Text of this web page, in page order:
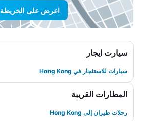
اعرض على الخريطة
سيارت ايجار
سيارات للاستئجار في Hong Kong
المطارات القريبة
رحلات طيران إلى Hong Kong